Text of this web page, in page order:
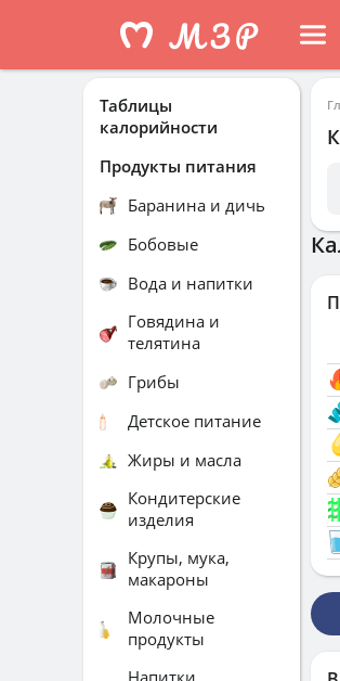
Таблицы
калорийности
Продукты питания
Баранина и дичь
Бобовые
Вода и напитки
Говядина и
телятина
Грибы
Детское питание
Жиры и масла
Кондитерские
изделия
Крупы, мука,
макароны
Молочные
продукты
Напитки